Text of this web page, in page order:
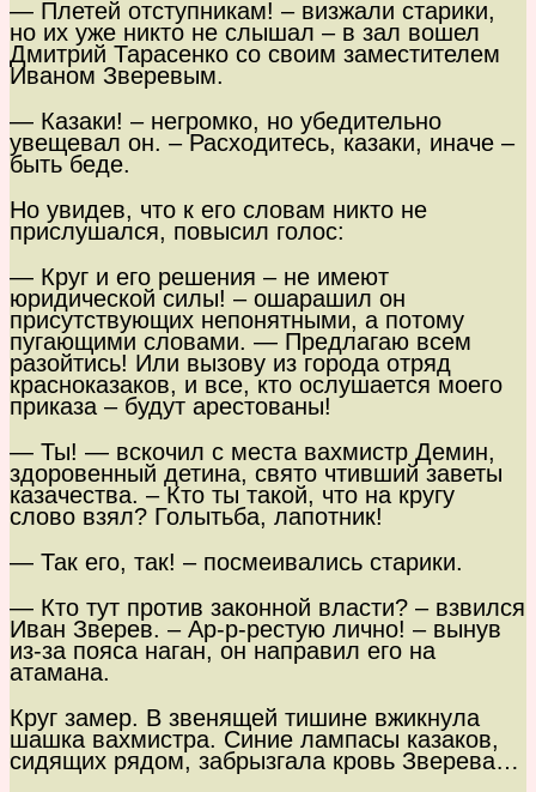
— Плетей отступникам! – визжали старики,
но их уже никто не слышал – в зал вошел
Дмитрий Тарасенко со своим заместителем
Иваном Зверевым.
— Казаки! – негромко, но убедительно
увещевал он. – Расходитесь, казаки, иначе –
быть беде.
Но увидев, что к его словам никто не
прислушался, повысил голос:
— Круг и его решения – не имеют
юридической силы! – ошарашил он
присутствующих непонятными, а потому
пугающими словами. — Предлагаю всем
разойтись! Или вызову из города отряд
красноказаков, и все, кто ослушается моего
приказа – будут арестованы!
— Ты! — вскочил с места вахмистр Демин,
здоровенный детина, свято чтивший заветы
казачества. – Кто ты такой, что на кругу
слово взял? Голытьба, лапотник!
— Так его, так! – посмеивались старики.
— Кто тут против законной власти? – взвился
Иван Зверев. – Ар-р-рестую лично! – вынув
из-за пояса наган, он направил его на
атамана.
Круг замер. В звенящей тишине вжикнула
шашка вахмистра. Синие лампасы казаков,
сидящих рядом, забрызгала кровь Зверева…